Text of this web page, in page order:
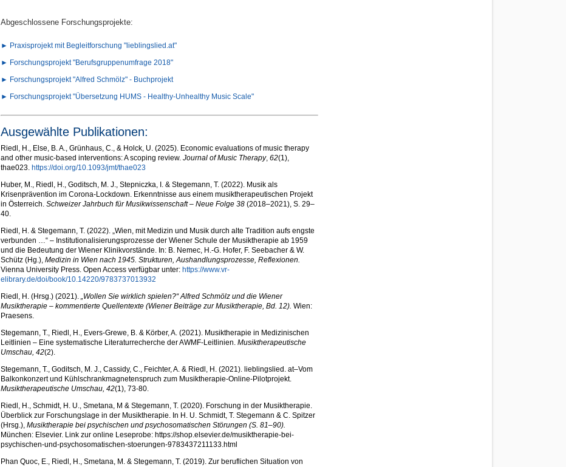
Abgeschlossene Forschungsprojekte:
► Praxisprojekt mit Begleitforschung "lieblingslied.at"
► Forschungsprojekt "Berufsgruppenumfrage 2018"
► Forschungsprojekt "Alfred Schmölz" - Buchprojekt
► Forschungsprojekt "Übersetzung HUMS - Healthy-Unhealthy Music Scale"
Ausgewählte Publikationen:
Riedl, H., Else, B. A., Grünhaus, C., & Holck, U. (2025). Economic evaluations of music therapy
and other music-based interventions: A scoping review. Journal of Music Therapy, 62(1),
thae023. https://doi.org/10.1093/jmt/thae023
Huber, M., Riedl, H., Goditsch, M. J., Stepniczka, I. & Stegemann, T. (2022). Musik als
Krisenprävention im Corona-Lockdown. Erkenntnisse aus einem musiktherapeutischen Projekt
in Österreich. Schweizer Jahrbuch für Musikwissenschaft – Neue Folge 38 (2018–2021), S. 29–
40.
Riedl, H. & Stegemann, T. (2022). „Wien, mit Medizin und Musik durch alte Tradition aufs engste
verbunden …“ – Institutionalisierungsprozesse der Wiener Schule der Musiktherapie ab 1959
und die Bedeutung der Wiener Klinikvorstände. In: B. Nemec, H.-G. Hofer, F. Seebacher & W.
Schütz (Hg.), Medizin in Wien nach 1945. Strukturen, Aushandlungsprozesse, Reflexionen.
Vienna University Press. Open Access verfügbar unter: https://www.vr-
elibrary.de/doi/book/10.14220/9783737013932
Riedl, H. (Hrsg.) (2021). „Wollen Sie wirklich spielen?“ Alfred Schmölz und die Wiener
Musiktherapie – kommentierte Quellentexte (Wiener Beiträge zur Musiktherapie, Bd. 12). Wien:
Praesens.
Stegemann, T., Riedl, H., Evers-Grewe, B. & Körber, A. (2021). Musiktherapie in Medizinischen
Leitlinien – Eine systematische Literaturrecherche der AWMF-Leitlinien. Musiktherapeutische
Umschau, 42(2).
Stegemann, T., Goditsch, M. J., Cassidy, C., Feichter, A. & Riedl, H. (2021). lieblingslied. at–Vom
Balkonkonzert und Kühlschrankmagnetenspruch zum Musiktherapie-Online-Pilotprojekt.
Musiktherapeutische Umschau, 42(1), 73-80.
Riedl, H., Schmidt, H. U., Smetana, M & Stegemann, T. (2020). Forschung in der Musiktherapie.
Überblick zur Forschungslage in der Musiktherapie. In H. U. Schmidt, T. Stegemann & C. Spitzer
(Hrsg.), Musiktherapie bei psychischen und psychosomatischen Störungen (S. 81–90).
München: Elsevier. Link zur online Leseprobe: https://shop.elsevier.de/musiktherapie-bei-
psychischen-und-psychosomatischen-stoerungen-9783437211133.html
Phan Quoc, E., Riedl, H., Smetana, M. & Stegemann, T. (2019). Zur beruflichen Situation von